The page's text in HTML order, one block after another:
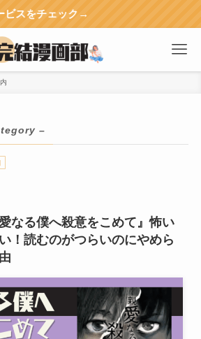
ェック→
–
なる僕へ殺意をこめて』怖い
！読むのがつらいのにやめら